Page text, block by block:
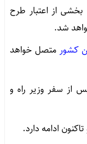
از اعتبار طرح
شد.
کشورمتصل خواهد
سفر وزیر راه و